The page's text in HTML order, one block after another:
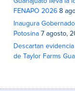
FENAPO 2026 8
Inaugura
Potosina 7 agosto,
Descartan
de Taylor Farms